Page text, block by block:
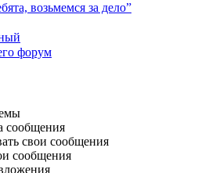
возьмемся за дело”
форум
сообщения
свои сообщения
сообщения